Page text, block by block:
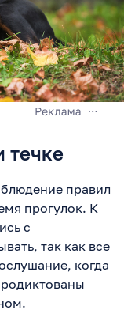
течке
правил
прогулок. К
с
так как все
когда